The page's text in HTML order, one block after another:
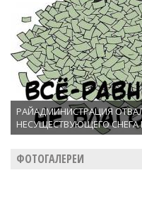
РАЙАДМИНИСТРАЦИЯ
НЕСУЩЕСТВУЮЩЕГО СНЕГА
ФОТОГАЛЕРЕИ